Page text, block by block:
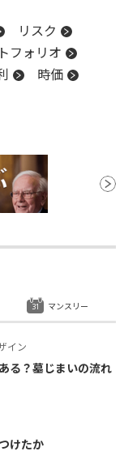
リスク
フォリオ
時価
イン
る？墓じまいの流れ
けたか
マンスリー